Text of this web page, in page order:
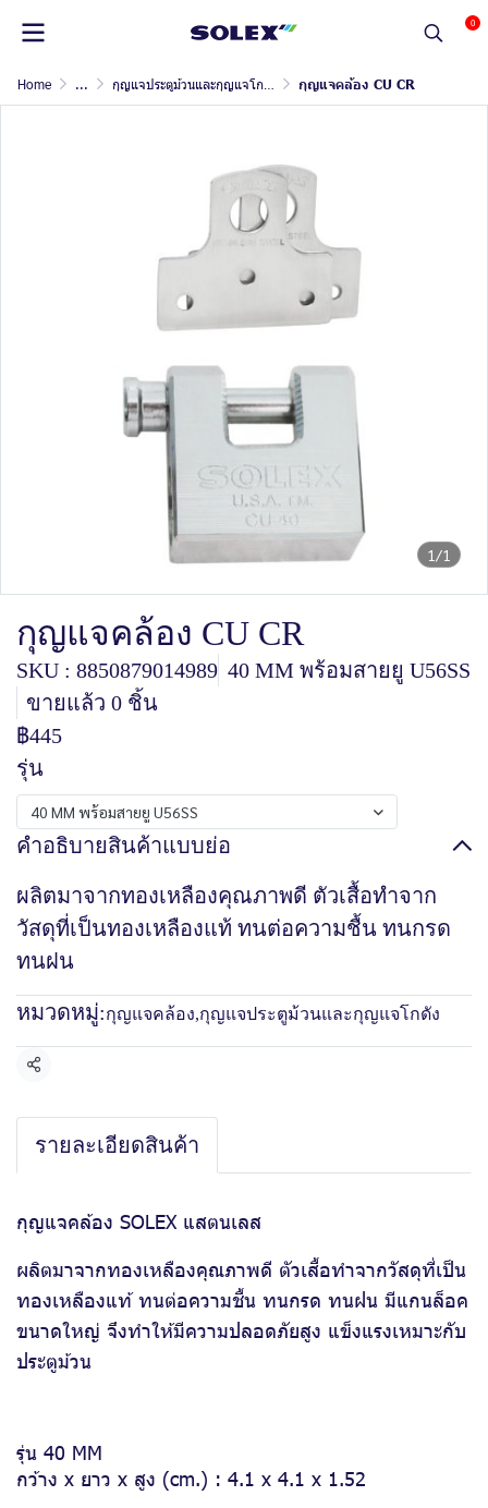
0
Home ... กุญแจประตูม้วนและกุญแจโกดัง กุญแจคล้อง CU CR
1/1
กุญแจคล้อง CU CR
SKU : 8850879014989 40 MM พร้อมสายยู U56SS
ขายแล้ว 0 ชิ้น
฿445
รุ่น
40 MM พร้อมสายยู U56SS
คำอธิบายสินค้าแบบย่อ
ผลิตมาจากทองเหลืองคุณภาพดี ตัวเสื้อทำจาก
วัสดุที่เป็นทองเหลืองแท้ ทนต่อความชื้น ทนกรด
ทนฝน
หมวดหมู่:กุญแจคล้อง,กุญแจประตูม้วนและกุญแจโกดัง
แชร์
รายละเอียดสินค้า
กุญแจคล้อง SOLEX แสตนเลส
ผลิตมาจากทองเหลืองคุณภาพดี ตัวเสื้อทำจากวัสดุที่เป็น
ทองเหลืองแท้ ทนต่อความชื้น ทนกรด ทนฝน มีแกนล็อค
ขนาดใหญ่ จึงทำให้มีความปลอดภัยสูง แข็งแรงเหมาะกับ
ประตูม้วน
รุ่น 40 MM
กว้าง x ยาว x สูง (cm.) : 4.1 x 4.1 x 1.52